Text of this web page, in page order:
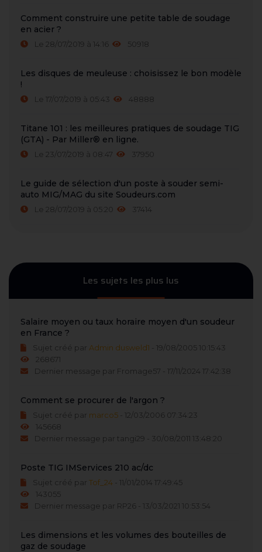
Comment construire une petite table de soudage
en acier ?
Le 28/07/2019 à 14:16 50918
Les disques de meuleuse : choisissez le bon modèle
!
Le 17/07/2019 à 05:43 48888
Titane 101 : les meilleures pratiques de soudage TIG
(GTA) - Par Miller® en ligne.
Le 23/07/2019 à 08:47 37950
Le guide de sélection d'un poste à souder semi-
auto MIG/MAG du site Soudeurs.com
Le 28/07/2019 à 05:20 37414
Les sujets les plus lus
Salaire moyen ou taux horaire moyen d'un soudeur
en France ?
Sujet créé par Admin dusweld1 - 19/08/2005 10:15:43
268671
Dernier message par Fromage57 - 17/11/2024 17:42:38
Comment se procurer de l'argon ?
Sujet créé par marco5 - 12/03/2006 07:34:23
145668
Dernier message par tangi29 - 30/08/2011 13:48:20
Poste TIG IMServices 210 ac/dc
Sujet créé par Tof_24 - 11/01/2014 17:49:45
143055
Dernier message par RP26 - 13/03/2021 10:53:54
Les dimensions et les volumes des bouteilles de
gaz de soudage